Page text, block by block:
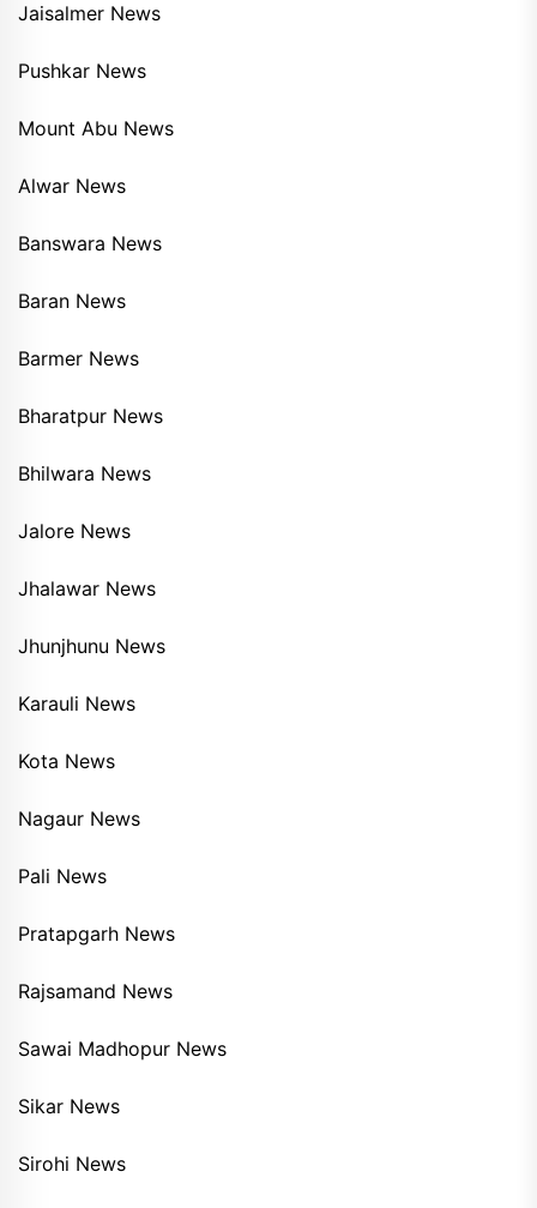
Jaisalmer News
Pushkar News
Mount Abu News
Alwar News
Banswara News
Baran News
Barmer News
Bharatpur News
Bhilwara News
Jalore News
Jhalawar News
Jhunjhunu News
Karauli News
Kota News
Nagaur News
Pali News
Pratapgarh News
Rajsamand News
Sawai Madhopur News
Sikar News
Sirohi News